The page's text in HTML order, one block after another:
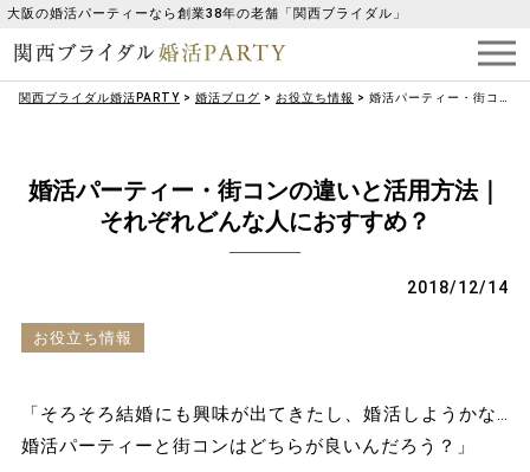
大阪の婚活パーティーなら創業38年の老舗「関西ブライダル」
関西ブライダル婚活PARTY > 婚活ブログ > お役立ち情報 > 婚活パーティー・街コンの違いと活用方法｜それぞれどんな人におすすめ？
婚活パーティー・街コンの違いと活用方法｜
それぞれどんな人におすすめ？
お役立ち情報
2018/12/14
「そろそろ結婚にも興味が出てきたし、婚活しようかな…
婚活パーティーと街コンはどちらが良いんだろう？」